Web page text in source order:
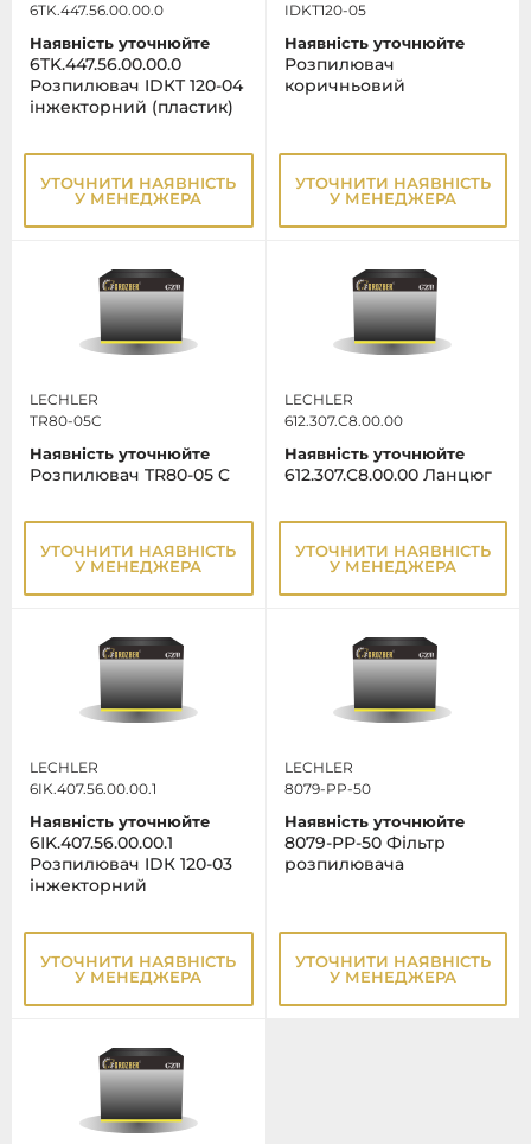
6TK.447.56.00.00.0
Наявність уточнюйте
6TK.447.56.00.00.0
Розпилювач IDКT 120-04
інжекторний (пластик)
УТОЧНИТИ НАЯВНІСТЬ
У МЕНЕДЖЕРА
IDKT120-05
Наявність уточнюйте
Розпилювач
коричньовий
УТОЧНИТИ НАЯВНІСТЬ
У МЕНЕДЖЕРА
LECHLER
TR80-05C
Наявність уточнюйте
Розпилювач TR80-05 C
УТОЧНИТИ НАЯВНІСТЬ
У МЕНЕДЖЕРА
LECHLER
612.307.C8.00.00
Наявність уточнюйте
612.307.C8.00.00 Ланцюг
УТОЧНИТИ НАЯВНІСТЬ
У МЕНЕДЖЕРА
LECHLER
6IK.407.56.00.00.1
Наявність уточнюйте
6IK.407.56.00.00.1
Розпилювач IDК 120-03
інжекторний
УТОЧНИТИ НАЯВНІСТЬ
У МЕНЕДЖЕРА
LECHLER
8079-PP-50
Наявність уточнюйте
8079-PP-50 Фільтр
розпилювача
УТОЧНИТИ НАЯВНІСТЬ
У МЕНЕДЖЕРА